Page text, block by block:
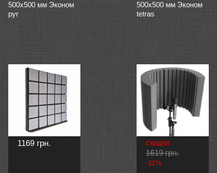
500х500 мм Эконом
pyr
500х500 мм Эконом
tetras
1169 грн. СКИДКИ:
1619 грн.
-11%